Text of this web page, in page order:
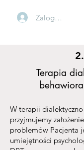
Zaloguj się
2.
Terapia
W terapii
przyjmujemy
problemów Pacjenta
umiejętności